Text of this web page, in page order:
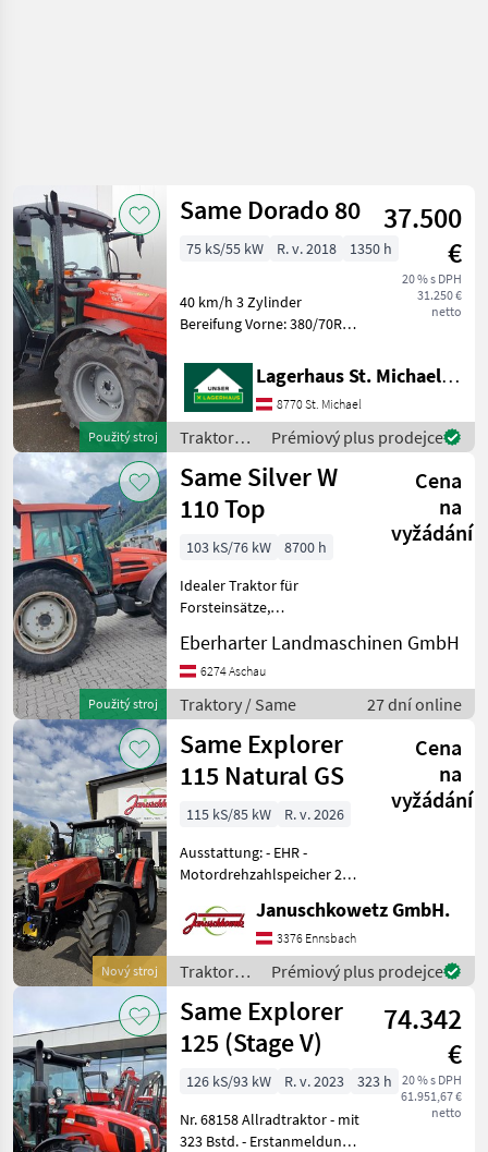
Použitý stroj
Same Dorado 80
37.500
€
20 % s DPH
31.250 €
netto
75 kS/55 kW R. v. 2018 1350 h
40 km/h 3 Zylinder
Bereifung Vorne: 380/70R20
480/70R30 70% Getriebe
30/15 mechanisch
Steuergeräte 2 DW hinten
Fronthydraulik Hydrac
Lagerhaus St. Michael ob Leoben eGen
8770 St. Michael
Traktory /
Same
Prémiový plus prodejce
Použitý stroj
Same Silver W
110 Top
Cena
na
vyžádání
103 kS/76 kW
8700 h
Idealer Traktor für
Forsteinsätze,
frontzapfwelle,
lastschaltgetriebe, ... sofrot
einsatzfähig, optische
mängel Pohon: Pohon
všetkých kolies, 4-koleso
Eberharter Landmaschinen GmbH
6274 Aschau
Traktory / Same 27 dní online
Nový stroj
Same Explorer
115 Natural GS
Cena
na
vyžádání
115 kS/85 kW
R. v. 2026
Ausstattung: - EHR -
Motordrehzahlspeicher 2x -
Ladeanschluss -
Beifahrersitz -
Kraftsstofftank 145l + 10l
AdBlue - Allrad + Different
Januschkowetz GmbH.
3376 Ennsbach
Traktory /
Same
Prémiový plus prodejce
Same Explorer
125 (Stage V)
74.342
€
20 % s DPH
61.951,67 €
netto
126 kS/93 kW R. v. 2023
323 h
Nr. 68158 Allradtraktor - mit
323 Bstd. - Erstanmeldung